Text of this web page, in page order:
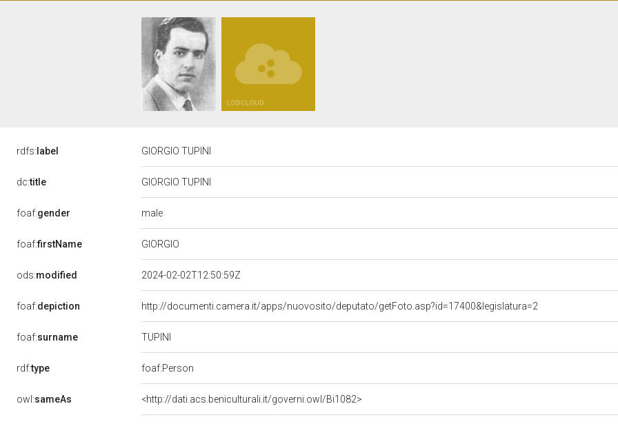
rdfs: label GIORGIO TUPINI
dc:title GIORGIO TUPINI
foaf:gender male
foaf:firstName GIORGIO
ods:modified 2024-02-02T12:50:59Z
foaf:depiction http://documenti.camera.it/apps/nuovosito/deputato/getFoto.asp?id=17400&legislatura=2
foaf:surname TUPINI
rdf:type foaf:Person
owl:sameAs <http://dati.acs.beniculturali.it/governi.owl/Bi1082>